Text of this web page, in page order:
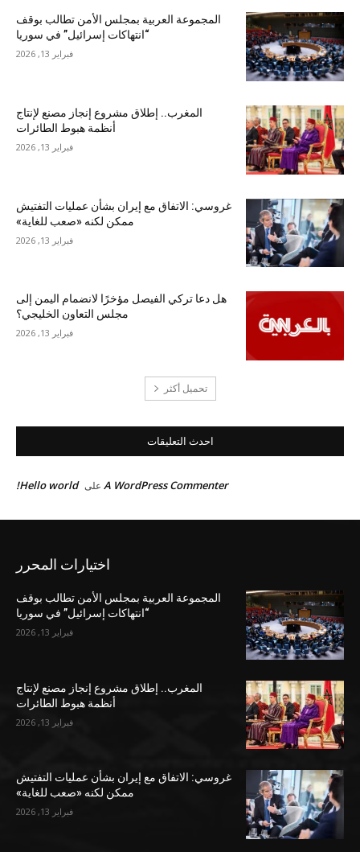
المجموعة العربية بمجلس الأمن تطالب بوقف
“انتهاكات إسرائيل” في سوريا
فبراير 13, 2026
المغرب.. إطلاق مشروع إنجاز مصنع لإنتاج
أنظمة هبوط الطائرات
فبراير 13, 2026
غروسي: الاتفاق مع إيران بشأن عمليات التفتيش
ممكن لكنه «صعب للغاية»
فبراير 13, 2026
هل دعا تركي الفيصل مؤخرًا لانضمام اليمن إلى
مجلس التعاون الخليجي؟
فبراير 13, 2026
تحميل أكثر
احدث التعليقات
A WordPress Commenter على Hello world!
اختيارات المحرر
المجموعة العربية بمجلس الأمن تطالب بوقف
“انتهاكات إسرائيل” في سوريا
فبراير 13, 2026
المغرب.. إطلاق مشروع إنجاز مصنع لإنتاج
أنظمة هبوط الطائرات
فبراير 13, 2026
غروسي: الاتفاق مع إيران بشأن عمليات التفتيش
ممكن لكنه «صعب للغاية»
فبراير 13, 2026